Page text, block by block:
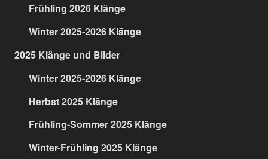
Frühling 2026 Klänge
Winter 2025-2026 Klänge
2025 Klänge und Bilder
Winter 2025-2026 Klänge
Herbst 2025 Klänge
Frühling-Sommer 2025 Klänge
Winter-Frühling 2025 Klänge